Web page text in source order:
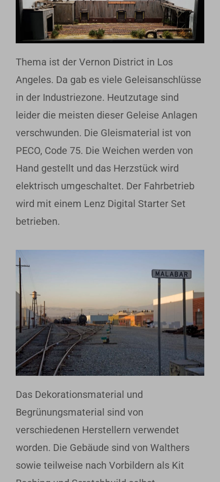
Thema ist der Vernon District in Los
Angeles. Da gab es viele Geleisanschlüsse
in der Industriezone. Heutzutage sind
leider die meisten dieser Geleise Anlagen
verschwunden. Die Gleismaterial ist von
PECO, Code 75. Die Weichen werden von
Hand gestellt und das Herzstück wird
elektrisch umgeschaltet. Der Fahrbetrieb
wird mit einem Lenz Digital Starter Set
betrieben.
Das Dekorationsmaterial und
Begrünungsmaterial sind von
verschiedenen Herstellern verwendet
worden. Die Gebäude sind von Walthers
sowie teilweise nach Vorbildern als Kit